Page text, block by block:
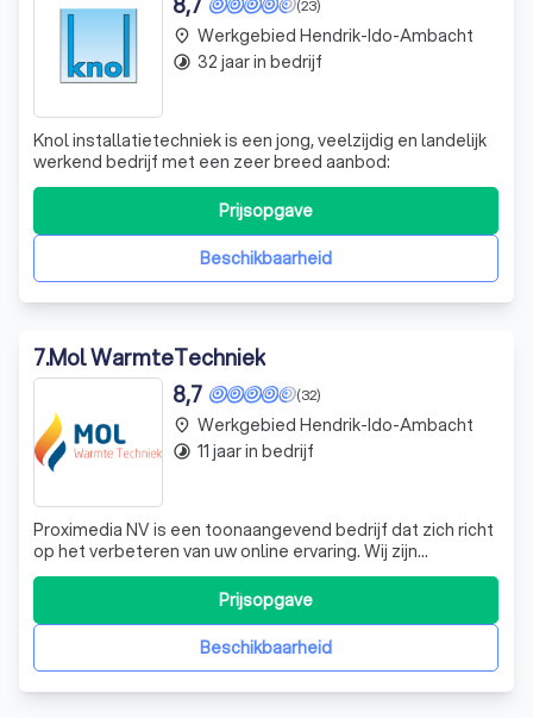
(23)
Knol installatietechniek is een jong, veelzijdig en landelijk
werkend bedrijf met een zeer breed aanbod:
Beschikbaarheid
Prijsopgave
place Werkgebied Hendrik-Ido-Ambacht
timelapse 32 jaar in bedrijf
7.Mol WarmteTechniek
(32)
8,7
Proximedia NV is een toonaangevend bedrijf dat zich richt
op het verbeteren van uw online ervaring. Wij zijn
gespecialiseerd in het gebruik van cookies om de inhoud
van onze websites beter af te stemmen op uw behoeften
en voorkeuren. Onze expertise stelt ons in staat om een
unieke, gepersonaliseerdeBeschikbaarheid
Prijsopgave
place Werkgebied Hendrik-Ido-Ambacht
timelapse 11 jaar in bedrijf